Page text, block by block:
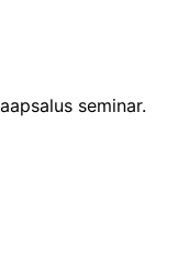
seminar.